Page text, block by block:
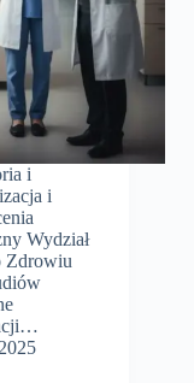
i
i
Wydział
Zdrowiu